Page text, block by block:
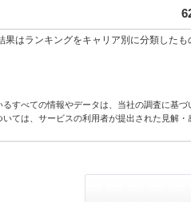
はランキングをキャリア別に分類したも
すべての情報やデータは、当社の調査に基づ
ては、サービスの利用者が提出された見解